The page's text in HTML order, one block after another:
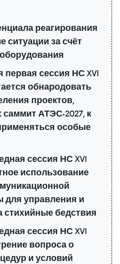
реагирования
ситуации за счёт
первая сессия НС XVI
обнародовать
проектов,
АТЭС-2027, к
особые
сессия НС XVI
использование
для управления и
стихийные бедствия
сессия НС XVI
вопроса о
и условий